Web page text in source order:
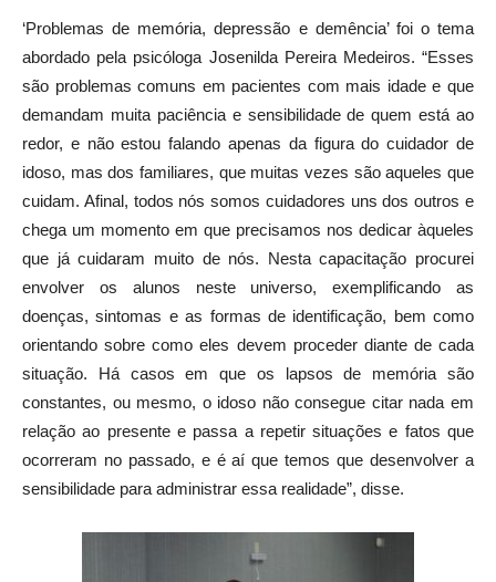
‘Problemas de memória, depressão e demência’ foi o tema
abordado pela psicóloga Josenilda Pereira Medeiros. “Esses
são problemas comuns em pacientes com mais idade e que
demandam muita paciência e sensibilidade de quem está ao
redor, e não estou falando apenas da figura do cuidador de
idoso, mas dos familiares, que muitas vezes são aqueles que
cuidam. Afinal, todos nós somos cuidadores uns dos outros e
chega um momento em que precisamos nos dedicar àqueles
que já cuidaram muito de nós. Nesta capacitação procurei
envolver os alunos neste universo, exemplificando as
doenças, sintomas e as formas de identificação, bem como
orientando sobre como eles devem proceder diante de cada
situação. Há casos em que os lapsos de memória são
constantes, ou mesmo, o idoso não consegue citar nada em
relação ao presente e passa a repetir situações e fatos que
ocorreram no passado, e é aí que temos que desenvolver a
sensibilidade para administrar essa realidade”, disse.